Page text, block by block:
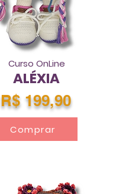
Curso OnLine
ALÉXIA
R$ 199,90
Comprar